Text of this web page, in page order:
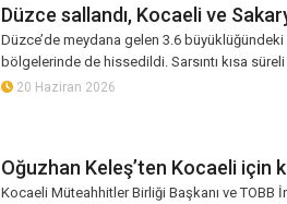
Düzce sallandı, Kocaeli ve
Düzce’de meydana gelen 3.6
bölgelerinde de hissedildi. Sarsıntı kısa
20 Haziran 2026
Oğuzhan Keleş’ten Kocaeli için
Kocaeli Müteahhitler Birliği Başkanı ve